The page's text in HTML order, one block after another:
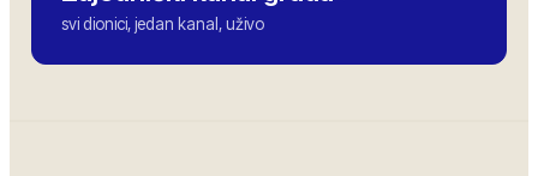
svi dionici, jedan kanal, uživo